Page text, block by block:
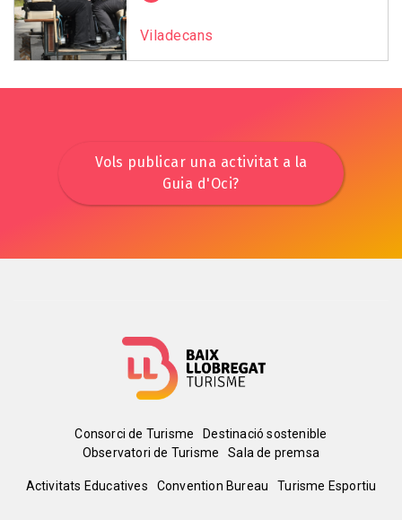
Viladecans
Vols publicar una activitat a la
Guia d'Oci?
Menú
del
Consorci de Turisme
Destinació sostenible
Observatori de Turisme
Sala de premsa
Peu
Activitats Educatives Convention Bureau Turisme Esportiu